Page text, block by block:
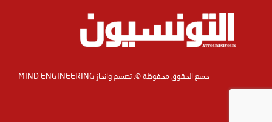
جميع الحقوق محفوظة ©. تصميم وانجاز MIND ENGINEERING